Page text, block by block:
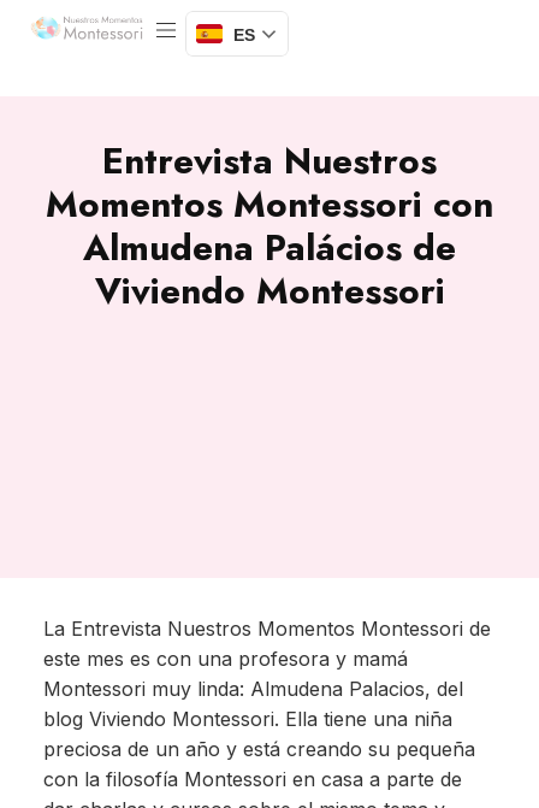
ES
Entrevista Nuestros
Momentos Montessori con
Almudena Palácios de
Viviendo Montessori
La Entrevista Nuestros Momentos Montessori de
este mes es con una profesora y mamá
Montessori muy linda: Almudena Palacios, del
blog Viviendo Montessori. Ella tiene una niña
preciosa de un año y está creando su pequeña
con la filosofía Montessori en casa a parte de